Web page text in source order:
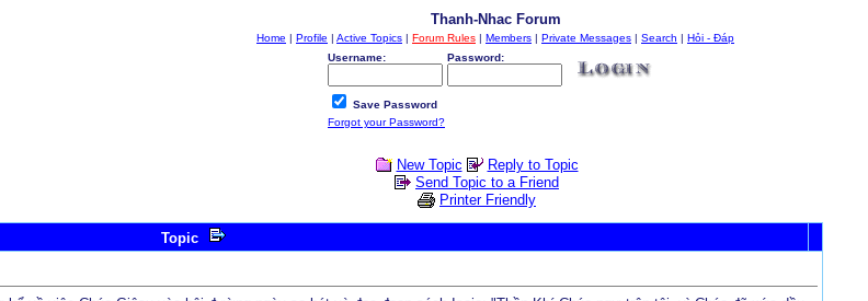
Thanh-Nhac Forum
Home | Profile | Active Topics | Forum Rules | Members | Private Messages | Search | Hỏi - Đáp
Username:
Password:
Save Password
Forgot your Password?
New Topic
Reply to Topic
Send Topic to a Friend
Printer Friendly
Topic